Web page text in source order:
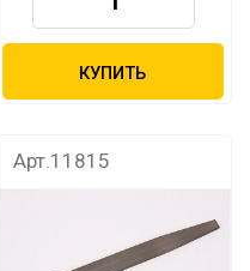
КУПИТЬ
Арт.11815